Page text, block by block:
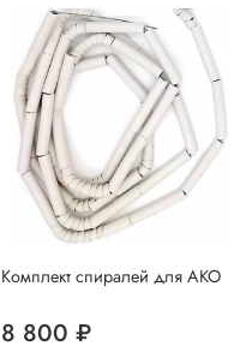
Комплект спиралей для АКО
8 800 ₽